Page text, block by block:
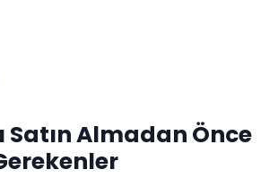
Satın Almadan Önce